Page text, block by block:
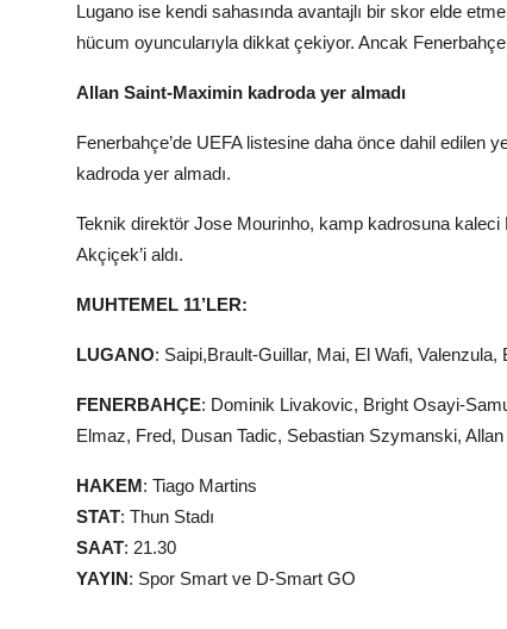
Lugano ise kendi sahasında avantajlı bir skor elde
hücum oyuncularıyla dikkat çekiyor. Ancak
Allan Saint-Maximin kadroda yer almadı
Fenerbahçe’de UEFA listesine daha önce dahil edilen
kadroda yer almadı.
Teknik direktör Jose Mourinho, kamp kadrosuna
Akçiçek’i aldı.
MUHTEMEL 11’LER:
LUGANO: Saipi,Brault-Guillar, Mai, El Wafi,
FENERBAHÇE: Dominik Livakovic, Bright Osayi-
Elmaz, Fred, Dusan Tadic, Sebastian Szymanski,
HAKEM: Tiago Martins
STAT: Thun Stadı
SAAT: 21.30
YAYIN: Spor Smart ve D-Smart GO